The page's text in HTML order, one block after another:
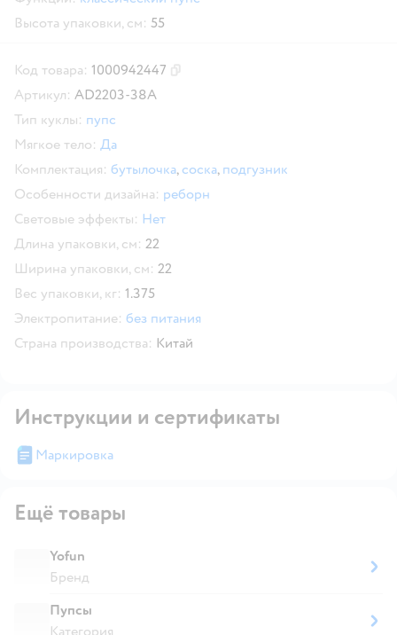
Высота упаковки, см: 55
Код товара: 1000942447
Артикул: AD2203-38A
Тип куклы: пупс
Мягкое тело: Да
Комплектация: бутылочка, соска, подгузник
Особенности дизайна: реборн
Световые эффекты: Нет
Длина упаковки, см: 22
Ширина упаковки, см: 22
Вес упаковки, кг: 1.375
Электропитание: без питания
Страна производства: Китай
Инструкции и сертификаты
Маркировка
Ещё товары
Yofun
Бренд
Пупсы
Категория